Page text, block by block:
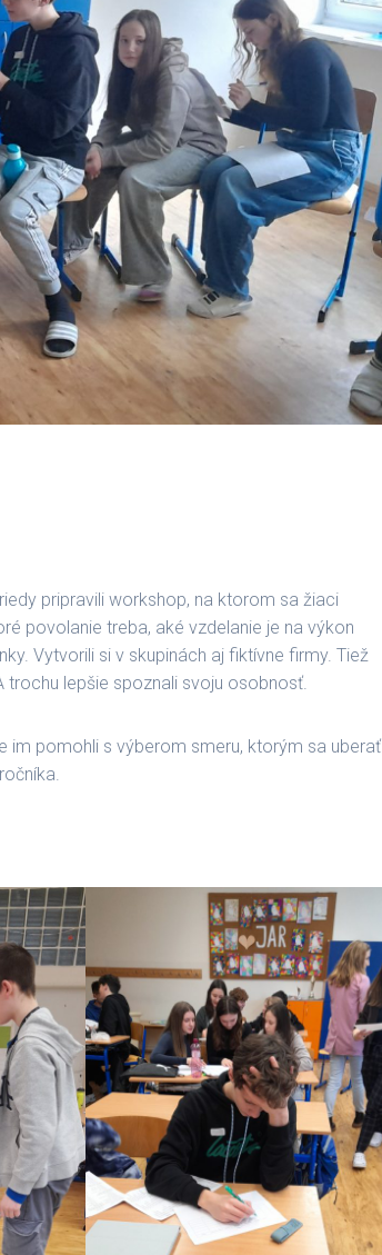
pripravili workshop, na ktorom sa žiaci
povolanie treba, aké vzdelanie je na výkon
Vytvorili si v skupinách aj fiktívne firmy. Tiež
lepšie spoznali svoju osobnosť.
pomohli s výberom smeru, ktorým sa uberať.